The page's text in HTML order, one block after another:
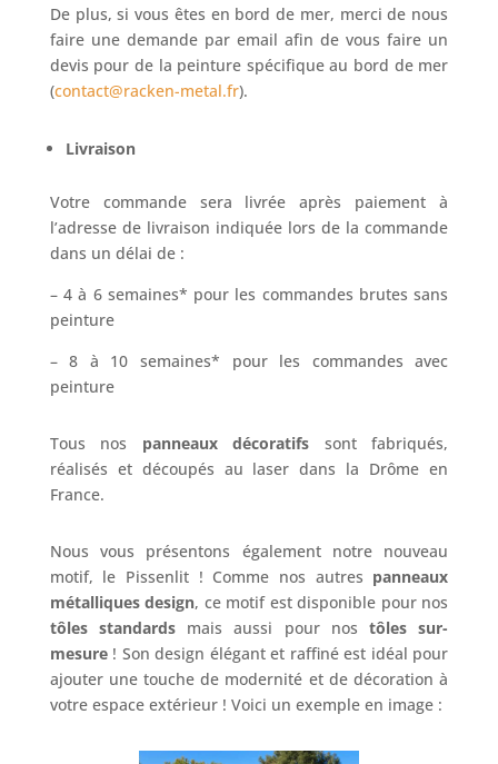
De plus, si vous êtes en bord de mer, merci de nous
faire une demande par email afin de vous faire un
devis pour de la peinture spécifique au bord de mer
(contact@racken-metal.fr).
Livraison
Votre commande sera livrée après paiement à
l’adresse de livraison indiquée lors de la commande
dans un délai de :
– 4 à 6 semaines* pour les commandes brutes sans
peinture
– 8 à 10 semaines* pour les commandes avec
peinture
Tous nos panneaux décoratifs sont fabriqués,
réalisés et découpés au laser dans la Drôme en
France.
Nous vous présentons également notre nouveau
motif, le Pissenlit ! Comme nos autres panneaux
métalliques design, ce motif est disponible pour nos
tôles standards mais aussi pour nos tôles sur-
mesure ! Son design élégant et raffiné est idéal pour
ajouter une touche de modernité et de décoration à
votre espace extérieur ! Voici un exemple en image :